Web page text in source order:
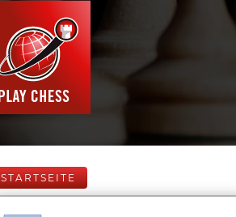
STARTSEITE